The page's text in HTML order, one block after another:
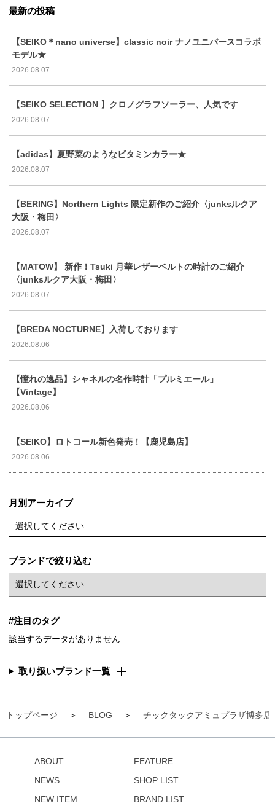
トップページ BLOG チックタックアミュプラザ博多店
最新の投稿
【SEIKO＊nano universe】classic noir ナノユニバースコラボ
モデル★
2026.08.07
【SEIKO SELECTION 】クロノグラフソーラー、人気です
2026.08.07
【adidas】夏野菜のようなビタミンカラー★
2026.08.07
【BERING】Northern Lights 限定新作のご紹介〈junksルクア
大阪・梅田〉
2026.08.07
【MATOW】 新作！Tsuki 月華レザーベルトの時計のご紹介
〈junksルクア大阪・梅田〉
2026.08.07
【BREDA NOCTURNE】入荷しております
2026.08.06
【憧れの逸品】シャネルの名作時計「プルミエール」
【Vintage】
2026.08.06
【SEIKO】ロトコール新色発売！【鹿児島店】
2026.08.06
月別アーカイブ
選択してください
ブランドで絞り込む
#注目のタグ
該当するデータがありません
取り扱いブランド一覧
ABOUT
NEWS
NEW ITEM
FEATURE
SHOP LIST
BRAND LIST